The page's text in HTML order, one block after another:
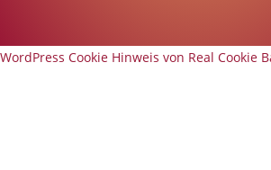
WordPress Cookie Hinweis von Real Cookie